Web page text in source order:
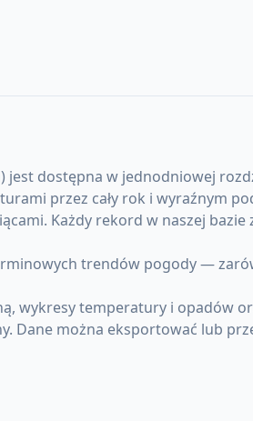
dostępna w jednodniowej
przez cały rok i wyraźnym
Każdy rekord w naszej
trendów pogody —
wykresy temperatury i opadów
Dane można eksportować lub